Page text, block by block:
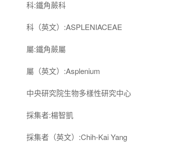
科:鐵角蕨科
科（英文）:ASPLENIACEAE
屬:鐵角蕨屬
屬（英文）:Asplenium
中央研究院生物多樣性研究中心
採集者:楊智凱
採集者（英文）:Chih-Kai Yang